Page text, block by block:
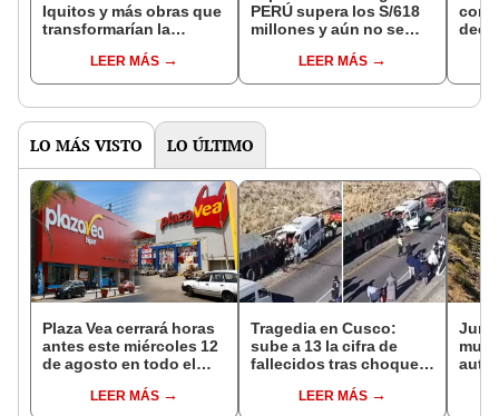
Iquitos y más obras que
transformarían la
inversión asciende a
US$ 1.722 millones
LEER MÁS
PERÚ supera los S/618
millones y aún no se
No está en Lima
LEER MÁS
LO MÁS VISTO LO ÚLTIMO
Plaza Vea cerrará horas
antes este miércoles 12
de agosto en todo el
hasta las 7 p.m.
LEER MÁS
Tragedia en Cusco:
sube a 13 la cifra de
fallecidos tras choque
EspinarLEER MÁS
auto